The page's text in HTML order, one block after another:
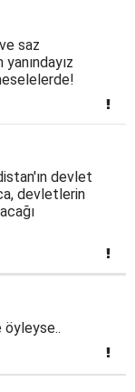
saz
devlet
devletlerin